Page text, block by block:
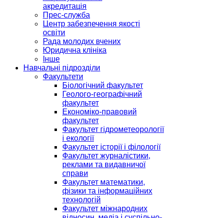
акредитація
Прес-служба
Центр забезпечення якості
освіти
Рада молодих вчених
Юридична клініка
Інше
Навчальні підрозділи
Факультети
Біологічний факультет
Геолого-географічний
факультет
Економіко-правовий
факультет
Факультет гідрометеорології
і екології
Факультет історії і філології
Факультет журналістики,
реклами та видавничої
справи
Факультет математики,
фізики та інформаційних
технологій
Факультет міжнародних